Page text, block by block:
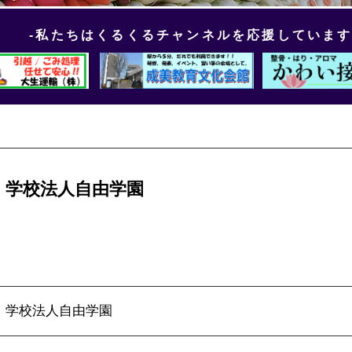
学校法人自由学園
学校法人自由学園
-私たちはくるくるチャンネルを応援していま